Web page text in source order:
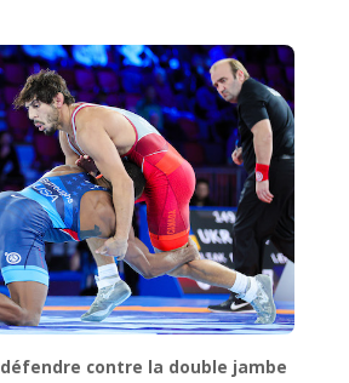
défendre contre la double jambe